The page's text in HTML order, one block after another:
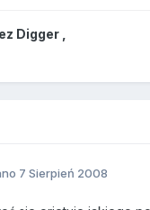
Digger
7 Sierpień 2008